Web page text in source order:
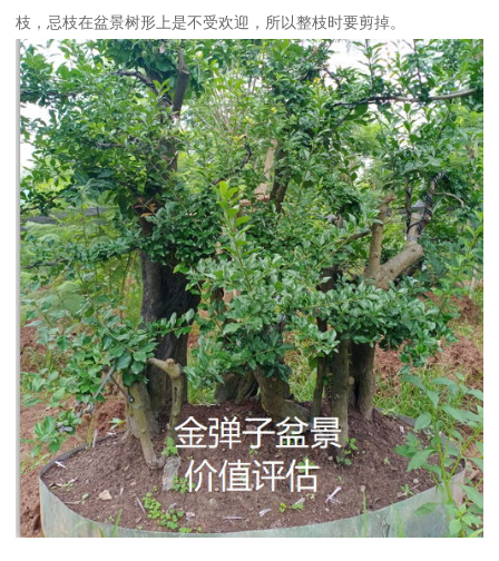
枝，忌枝在盆景树形上是不受欢迎，所以整枝时要剪掉。